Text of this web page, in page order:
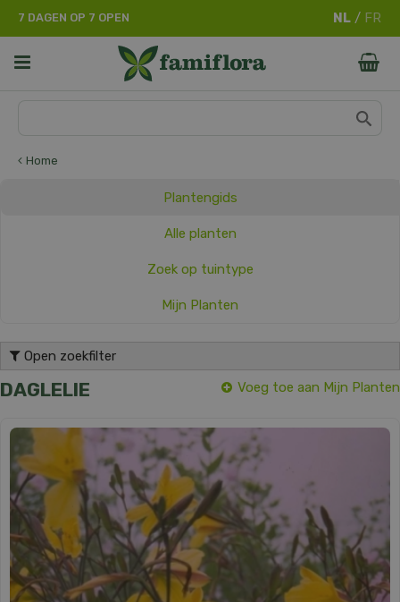
Home
7 DAGEN OP 7 OPEN
Plantengids
Alle planten
Zoek op tuintype
Mijn Planten
Open zoekfilter
DAGLELIE Voeg toe aan Mijn Planten